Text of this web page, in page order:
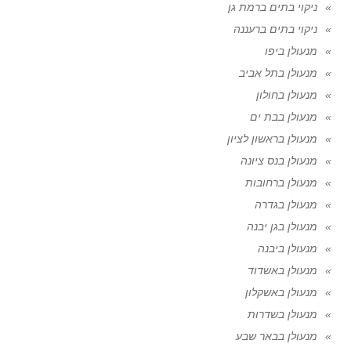
ניקוי בתים ברמת גן
ניקוי בתים ברעננה
מנעולן ביפו
מנעולן בתל אביב
מנעולן בחולון
מנעולן בבת ים
מנעולן בראשון לציון
מנעולן בנס ציונה
מנעולן ברחובות
מנעולן בגדרה
מנעולן בגן יבנה
מנעולן ביבנה
מנעולן באשדוד
מנעולן באשקלון
מנעולן בשדרות
מנעולן בבאר שבע